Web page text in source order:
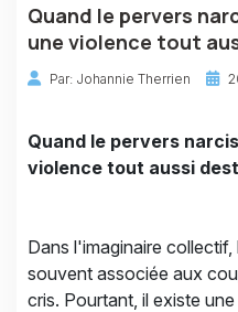
Quand le pervers
une violence tout
Par: Johannie Therrien
Quand le pervers
violence tout aussi
Dans l'imaginaire
souvent associée aux
cris. Pourtant, il existe